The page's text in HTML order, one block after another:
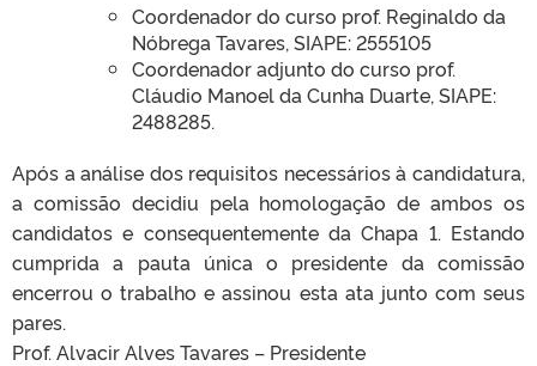
Coordenador do curso prof. Reginaldo da
Nóbrega Tavares, SIAPE: 2555105
Coordenador adjunto do curso prof.
Cláudio Manoel da Cunha Duarte, SIAPE:
2488285.
Após a análise dos requisitos necessários à candidatura,
a comissão decidiu pela homologação de ambos os
candidatos e consequentemente da Chapa 1. Estando
cumprida a pauta única o presidente da comissão
encerrou o trabalho e assinou esta ata junto com seus
pares.
Prof. Alvacir Alves Tavares – Presidente